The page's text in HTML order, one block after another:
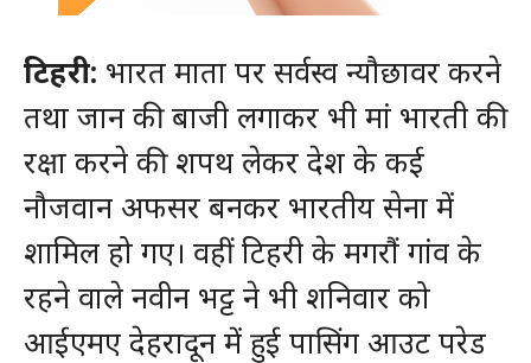
टिहरी: भारत माता पर सर्वस्व न्यौछावर करने
तथा जान की बाजी लगाकर भी मां भारती की
रक्षा करने की शपथ लेकर देश के कई
नौजवान अफसर बनकर भारतीय सेना में
शामिल हो गए। वहीं टिहरी के मगरौं गांव के
रहने वाले नवीन भट्ट ने भी शनिवार को
आईएमए देहरादून में हुई पासिंग आउट परेड